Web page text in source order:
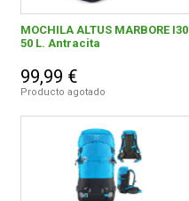
MOCHILA ALTUS MARBORE I30
50 L. Antracita
99,99 €
Producto agotado